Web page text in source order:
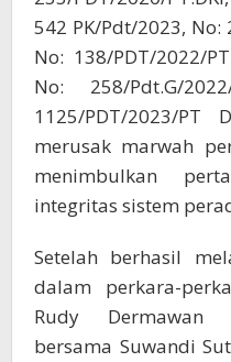
542 PK/Pdt/2023, No:
No: 138/PDT/2022/
No: 258/Pdt.G/
1125/PDT/2023/PT
merusak marwah
menimbulkan
integritas sistem
Setelah berhasil
dalam perkara-
Rudy Dermawan
bersama Suwandi